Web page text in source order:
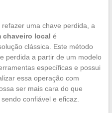
uma chave perdida, a
chaveiro local é
clássica. Este método
perdida a partir de um modelo
específicas e possui
essa operação com
ser mais cara do que
confiável e eficaz.